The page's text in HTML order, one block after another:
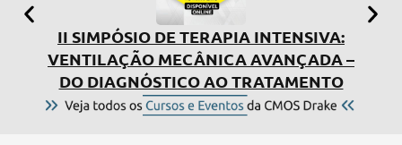
II SIMPÓSIO DE TERAPIA INTENSIVA:
VENTILAÇÃO MECÂNICA AVANÇADA –
DO DIAGNÓSTICO AO TRATAMENTO